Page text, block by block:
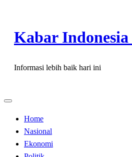
content
Kabar Indonesia
Informasi lebih baik hari ini
Home
Nasional
Ekonomi